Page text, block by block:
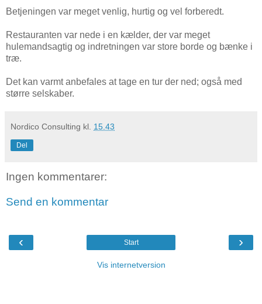
Betjeningen var meget venlig, hurtig og vel forberedt.
Restauranten var nede i en kælder, der var meget
hulemandsagtig og indretningen var store borde og bænke i
træ.
Det kan varmt anbefales at tage en tur der ned; også med
større selskaber.
Nordico Consulting kl. 15.43
Del
Ingen kommentarer:
Send en kommentar
‹ ›
Start
Vis internetversion